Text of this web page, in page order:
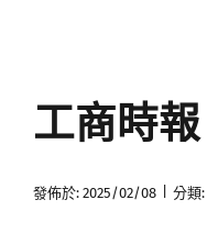
媒體曝光
會員帳號
工商時報
發佈於: 2025/02/08 分類: